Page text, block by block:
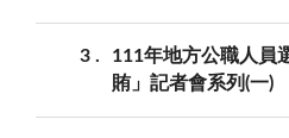
3
111年地方公職人員
賄」記者會系列(一)